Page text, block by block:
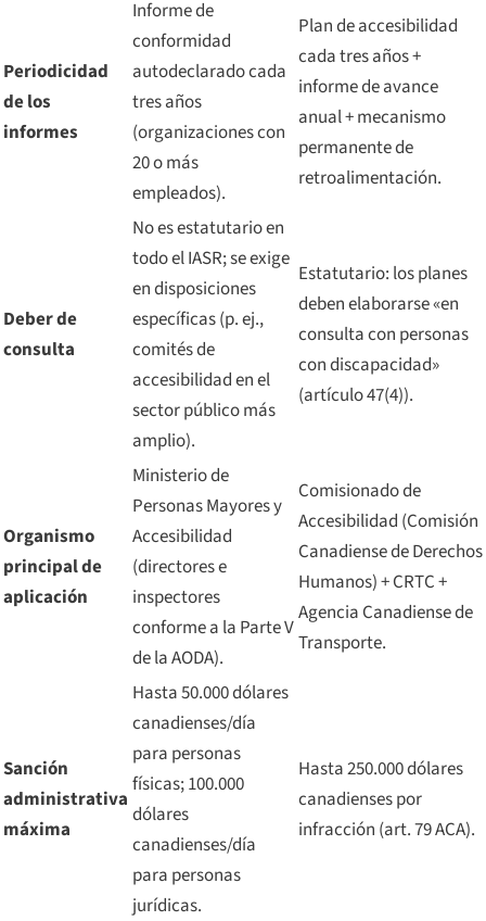
Periodicidad
de los
informes
Informe de
conformidad
autodeclarado cada
tres años
(organizaciones con
20 o más
empleados).
Plan de accesibilidad
cada tres años +
informe de avance
anual + mecanismo
permanente de
retroalimentación.
Deber de
consulta
No es estatutario en
todo el IASR; se exige
en disposiciones
específicas (p. ej.,
comités de
accesibilidad en el
sector público más
amplio).
Estatutario: los planes
deben elaborarse «en
consulta con personas
con discapacidad»
(artículo 47(4)).
Organismo
principal de
aplicación
Ministerio de
Personas Mayores y
Accesibilidad
(directores e
inspectores
conforme a la Parte V
de la AODA).
Comisionado de
Accesibilidad (Comisión
Canadiense de Derechos
Humanos) + CRTC +
Agencia Canadiense de
Transporte.
Sanción
administrativa
máxima
Hasta 50.000 dólares
canadienses/día
para personas
físicas; 100.000
dólares
canadienses/día
para personas
jurídicas.
Hasta 250.000 dólares
canadienses por
infracción (art. 79 ACA).